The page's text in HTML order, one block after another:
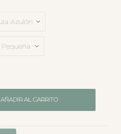
AÑADIR AL CARRITO